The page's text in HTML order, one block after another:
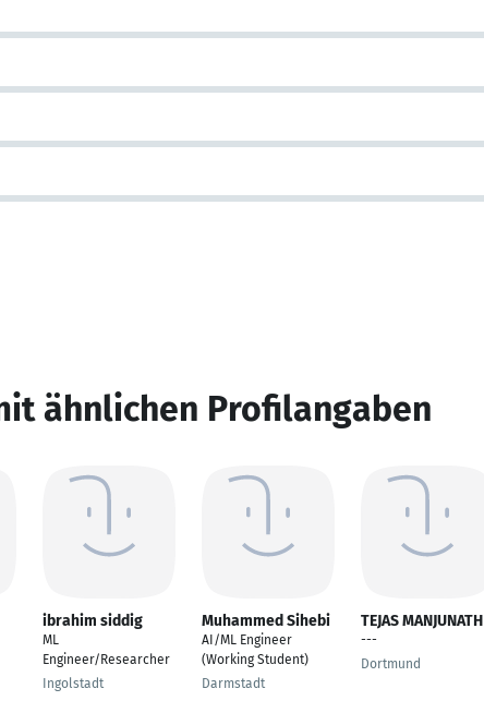
ähnlichen Profilangaben
ibrahim siddig
ML
Engineer/Researcher
Ingolstadt
Muhammed Sihebi
AI/ML Engineer
(Working Student)
Darmstadt
TEJAS MANJUNATH
---
Dortmund